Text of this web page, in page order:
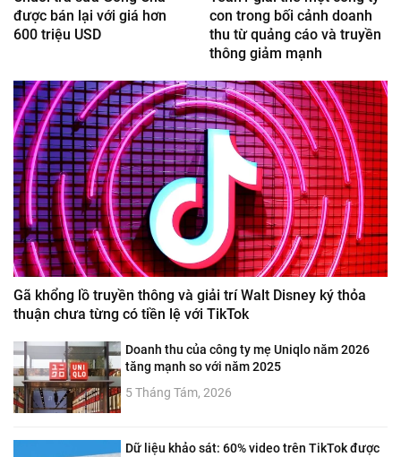
được bán lại với giá hơn
600 triệu USD
con trong bối cảnh doanh
thu từ quảng cáo và truyền
thông giảm mạnh
Gã khổng lồ truyền thông và giải trí Walt Disney ký thỏa
thuận chưa từng có tiền lệ với TikTok
Doanh thu của công ty mẹ Uniqlo năm 2026
tăng mạnh so với năm 2025
5 Tháng Tám, 2026
Dữ liệu khảo sát: 60% video trên TikTok được